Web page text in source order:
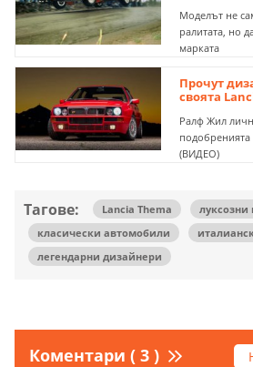
Моделът не
ралитата, но
марката
Прочут
своята
Ралф Жил
(ВИДЕО)
Тагове: Lancia Thema
луксозни
класически автомобили
легендарни дизайнери
Коментари ( 3 )